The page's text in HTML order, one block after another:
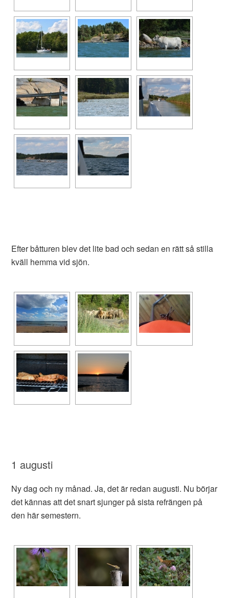
Efter båtturen blev det lite bad och sedan en rätt så stilla
kväll hemma vid sjön.
1 augusti
Ny dag och ny månad. Ja, det är redan augusti. Nu börjar
det kännas att det snart sjunger på sista refrängen på
den här semestern.